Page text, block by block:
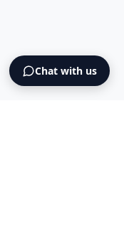
Chat with us